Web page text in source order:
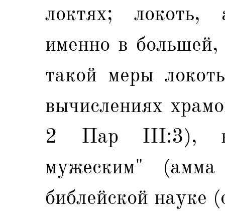
локтях; локоть,
именно в
такой меры
вычислениях
2 Пар III:3),
мужеским"
библейской науке